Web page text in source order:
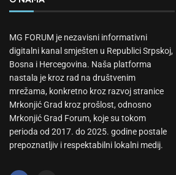
MG FORUM je nezavisni informativni
digitalni kanal smješten u Republici Srpskoj,
Bosna i Hercegovina. Naša platforma
nastala je kroz rad na društvenim
mrežama, konkretno kroz razvoj stranice
Mrkonjić Grad kroz prošlost, odnosno
Mrkonjić Grad Forum, koje su tokom
perioda od 2017. do 2025. godine postale
prepoznatljiv i respektabilni lokalni medij.